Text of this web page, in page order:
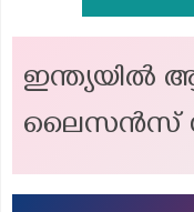
ഇന്ത്യയിൽ
ലൈസൻസ്